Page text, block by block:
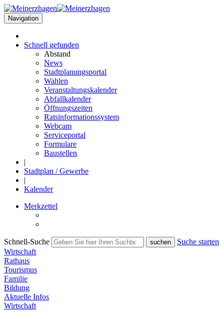
Navigation
Schnell gefunden
Abstand
News
Stadtplanungsportal
Wahlen
Veranstaltungskalender
Abfallkalender
Öffnungszeiten
Ratsinformationssystem
Webcam
Serviceportal
Formulare
Baustellen
|
Stadtplan / Gewerbe
|
Kalender
Merkzettel
Schnell-Suche
Suche starten
Wirtschaft
Rathaus
Tourismus
Familie
Bildung
Aktuelle Infos
Wirtschaft